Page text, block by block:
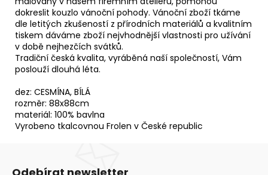
dokreslit kouzlo vánoční pohody. Vánoční zboží tkáme
dle letitých zkušeností z přírodních materiálů a kvalitním
tiskem dáváme zboží nejvhodnější vlastnosti pro užívání
v době nejhezčích svátků.
Tradiční česká kvalita, vyráběná naší společností, Vám
poslouží dlouhá léta.
dez: CESMÍNA, BÍLÁ
rozměr: 88x88cm
materiál: 100% bavlna
Vyrobeno tkalcovnou Frolen v České republic